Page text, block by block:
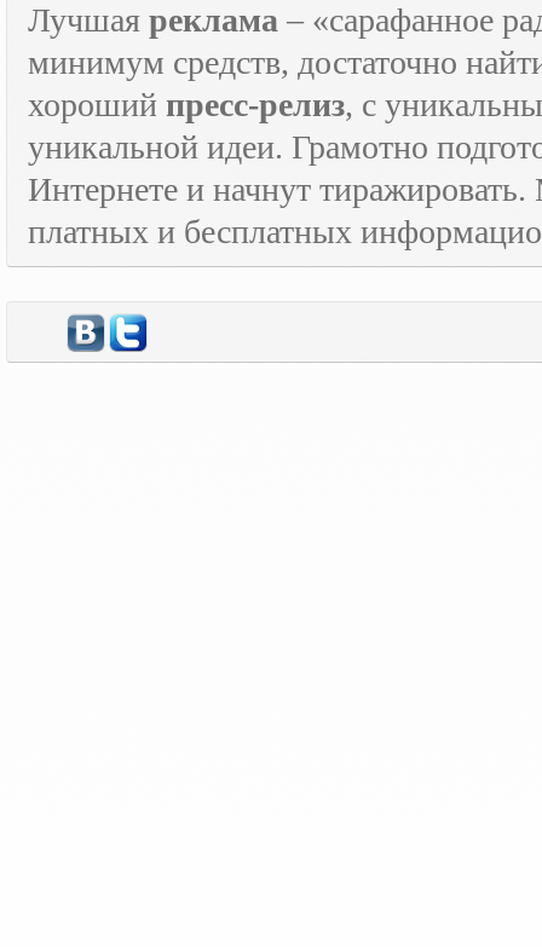
Лучшая реклама – «сарафанное
минимум средств, достаточно
хороший пресс-релиз, с
уникальной идеи. Грамотно
Интернете и начнут
платных и бесплатных